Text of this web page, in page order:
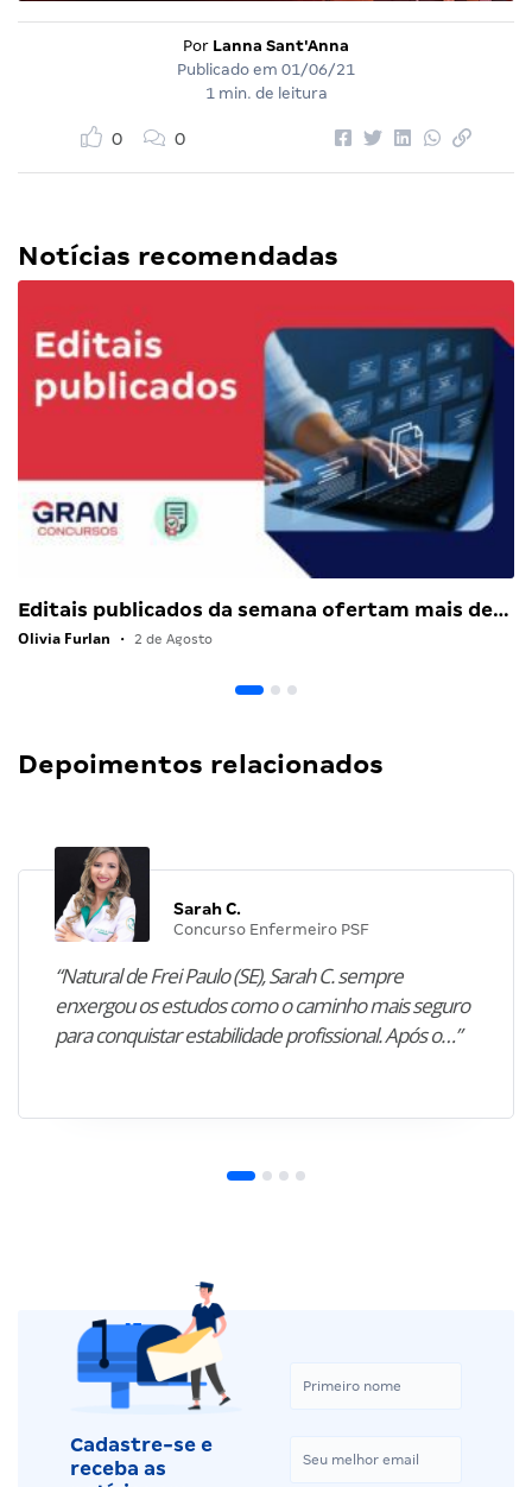
Por Lanna Sant'Anna
Publicado em 01/06/21
1 min. de leitura
0 0
Notícias recomendadas
Editais publicados da semana ofertam mais de…
Olivia Furlan • 2 de Agosto
Depoimentos relacionados
Sarah C.
Concurso Enfermeiro PSF
“Natural de Frei Paulo (SE), Sarah C. sempre
enxergou os estudos como o caminho mais seguro
para conquistar estabilidade profissional. Após o…”
Cadastre-se e
receba as